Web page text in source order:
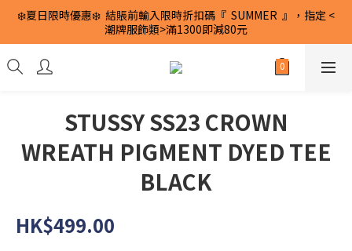
❄️夏日限時優惠❄️  結賬前輸入限時折扣碼『  SUMMER  』，指定 <
潮牌服飾類>滿1300即減80元
STUSSY SS23 CROWN
WREATH PIGMENT DYED TEE
BLACK
HK$499.00